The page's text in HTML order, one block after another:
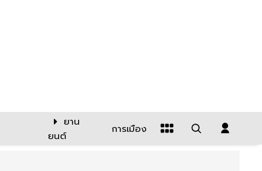
ยาน
ยนต์
การเมือง